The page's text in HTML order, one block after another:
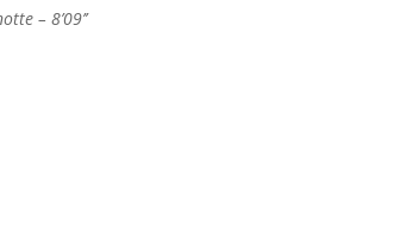
– 8’09’’